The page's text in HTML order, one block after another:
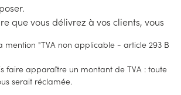
que vous délivrez à vos clients, vous
mention "TVA non applicable - article 293 B
faire apparaître un montant de TVA : toute
serait réclamée.